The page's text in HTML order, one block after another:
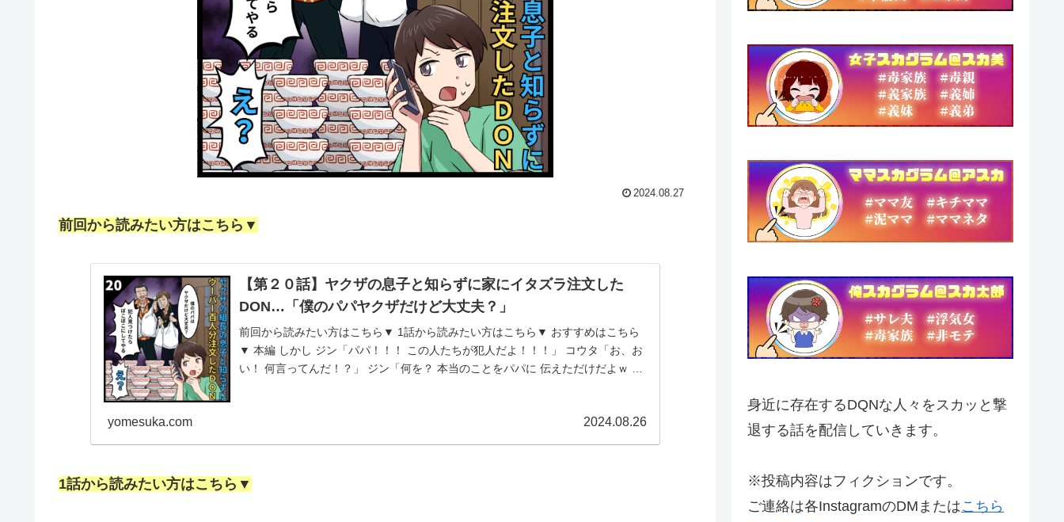
2024.08.27
前回から読みたい方はこちら▼
【第２０話】ヤクザの息子と知らずに家にイタズラ注文した
DON…「僕のパパヤクザだけど大丈夫？」
前回から読みたい方はこちら▼ 1話から読みたい方はこちら▼ おすすめはこちら
▼ 本編 しかし ジン「パパ！！！ この人たちが犯人だよ！！！」 コウタ「お、お
い！ 何言ってんだ！？」 ジン「何を？ 本当のことをパパに 伝えただけだよｗ さ
yomesuka.com 2024.08.26
1話から読みたい方はこちら▼
身近に存在するDQNな人々をスカッと撃
退する話を配信していきます。
※投稿内容はフィクションです。
ご連絡は各InstagramのDMまたはこちら